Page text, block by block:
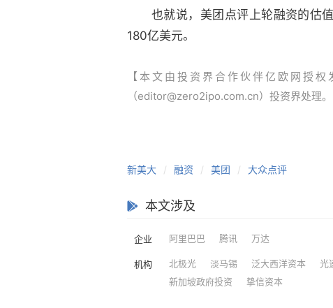
也就说，美团点评上轮融资的估值
180亿美元。
【本文由投资界合作伙伴亿欧网授
（editor@zero2ipo.com.cn）投资界处理。
新美大 融资 美团 大众点评
本文涉及
企业 阿里巴巴 腾讯 万达
机构 北极光 淡马锡 泛大西洋资本 光
新加坡政府投资
挚信资本